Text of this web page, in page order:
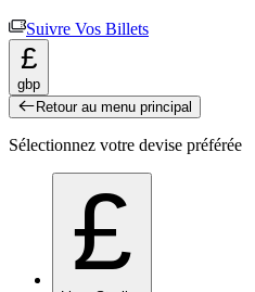
Suivre Vos Billets
£
gbp
Retour au menu principal
Sélectionnez votre devise préférée
£